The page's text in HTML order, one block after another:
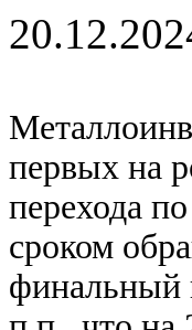
первых на
перехода
сроком
финальный